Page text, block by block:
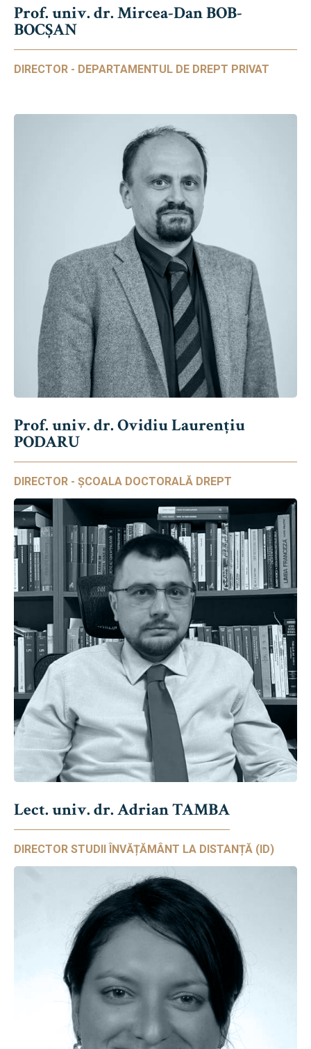
Prof. univ. dr. Mircea-Dan BOB-
BOCȘAN
DIRECTOR - DEPARTAMENTUL DE DREPT PRIVAT
Prof. univ. dr. Ovidiu Laurențiu
PODARU
DIRECTOR - ȘCOALA DOCTORALĂ DREPT
Lect. univ. dr. Adrian TAMBA
DIRECTOR STUDII ÎNVĂȚĂMÂNT LA DISTANȚĂ (ID)